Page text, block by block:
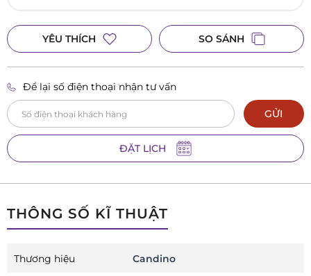
YÊU THÍCH SO SÁNH
Để lại số điện thoại nhận tư vấn
GỬI
ĐẶT LỊCH
THÔNG SỐ KĨ THUẬT
Thương hiệu Candino